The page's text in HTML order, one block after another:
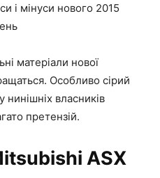
і мінуси нового 2015
матеріали нової
Особливо сірий
власників
претензій.
ASX